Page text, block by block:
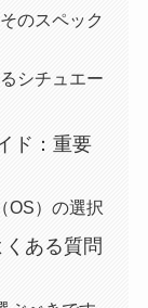
のスペック
シチュエー
ド：重要
OS）の選択
ある質問